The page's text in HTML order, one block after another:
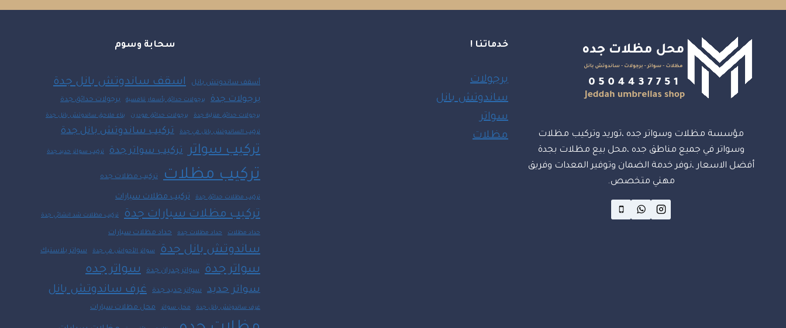
مؤسسة مظلات وسواتر جده ،توريد وتركيب مظلات
وسواتر في جميع مناطق جده ،محل بيع مظلات بجدة
أفضل الاسعار ،نوفر خدمة الضمان وتوفير المعدات وفريق
مهني متخصص.
خدماتنا !
برجولات
ساندوتش بانل
سواتر
مظلات
سحابة وسوم
أسقف ساندوتش بانل اسقف ساندوتش بانل جدة
برجولات جدة برجولات حدائق بأسعار تنافسية برجولات حدائق جدة
برجولات حدائق منزلية جدة برجولات حدائق مودرن بناء ملاحق ساندوتش بانل جدة
تركيب الساندوتش بانل في جدة تركيب ساندوتش بانل جدة
تركيب سواتر تركيب سواتر جدة تركيب سواتر حديد جدة
تركيب مظلات تركيب مظلات جده
تركيب مظلات حدائق جدة تركيب مظلات سيارات
تركيب مظلات سيارات جدة تركيب مظلات شد انشائي جدة
حداد مظلات حداد مظلات جده حداد مظلات سيارات
ساندوتش بانل جدة سواتر الأحواش في جدة سواتر بلاستيك
سواتر جدة سواتر جدران جدة سواتر جده
سواتر حديد سواتر حديد جدة غرف ساندوتش بانل
غرف ساندوتش بانل جدة محل سواتر محل مظلات سيارات